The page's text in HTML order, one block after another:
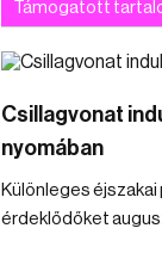
Támogatott
Csillagvonat
nyomában
Különleges éjszakai
érdeklődőket